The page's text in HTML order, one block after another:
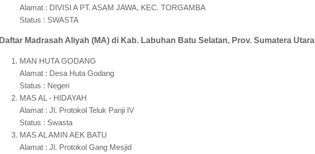
Alamat : DIVISI A PT. ASAM JAWA, KEC. TORGAMBA
Status : SWASTA
Daftar Madrasah Aliyah (MA) di Kab. Labuhan Batu Selatan, Prov. Sumatera Utara
MAN HUTA GODANG
Alamat : Desa Huta Godang
Status : Negeri
MAS AL - HIDAYAH
Alamat : Jl. Protokol Teluk Panji IV
Status : Swasta
MAS AL AMIN AEK BATU
Alamat : Jl. Protokol Gang Mesjid